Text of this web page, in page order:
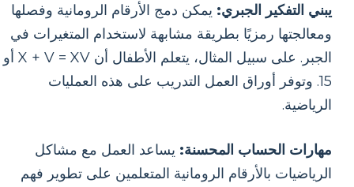
يبني التفكير الجبري: يمكن دمج الأرقام الرومانية وفصلها
ومعالجتها رمزيًا بطريقة مشابهة لاستخدام المتغيرات في
الجبر. على سبيل المثال، يتعلم الأطفال أن X + V = XV أو
15. وتوفر أوراق العمل التدريب على هذه العمليات
الرياضية.
مهارات الحساب المحسنة: يساعد العمل مع مشاكل
الرياضيات بالأرقام الرومانية المتعلمين على تطوير فهم